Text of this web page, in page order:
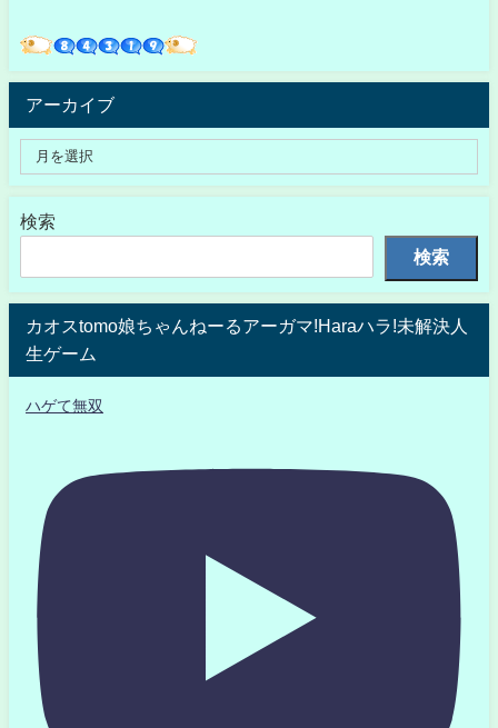
アーカイブ
検索
検索
カオスtomo娘ちゃんねーるアーガマ!Haraハラ!未解決人
生ゲーム
ハゲて無双